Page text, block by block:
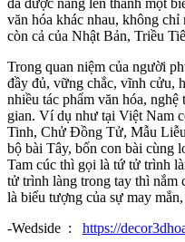
đã được nâng lên thành một
văn hóa khác nhau, không
còn cả của Nhật Bản, Triều
Trong quan niệm của người
đầy đủ, vững chắc, vĩnh cửu,
nhiều tác phẩm văn hóa,
gian. Ví dụ như tại Việt Nam
Tinh, Chử Đồng Tử, Mẫu
bộ bài Tây, bốn con bài cùng
Tam cúc thì gọi là tứ tử trình
tử trình làng trong tay thì nắm
là biểu tượng của sự may
-Wedside : https://